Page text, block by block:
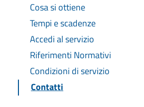
Cosa si ottiene
Tempi e scadenze
Accedi al servizio
Riferimenti Normativi
Condizioni di servizio
Contatti